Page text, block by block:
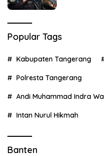
Popular Tags
Kabupaten Tangerang
Polresta Tangerang
Andi Muhammad Indra
Intan Nurul Hikmah
Banten